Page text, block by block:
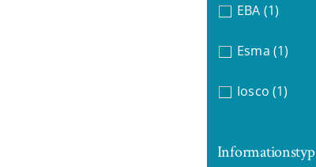
EBA (1)
Esma (1)
Iosco (1)
Informationstyp